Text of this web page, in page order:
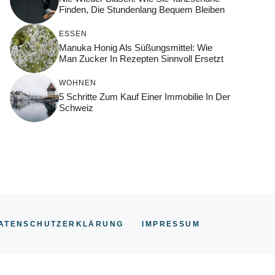
Finden, Die Stundenlang Bequem Bleiben
ESSEN
Manuka Honig Als Süßungsmittel: Wie
Man Zucker In Rezepten Sinnvoll Ersetzt
WOHNEN
5 Schritte Zum Kauf Einer Immobilie In Der
Schweiz
IMPRESSUM